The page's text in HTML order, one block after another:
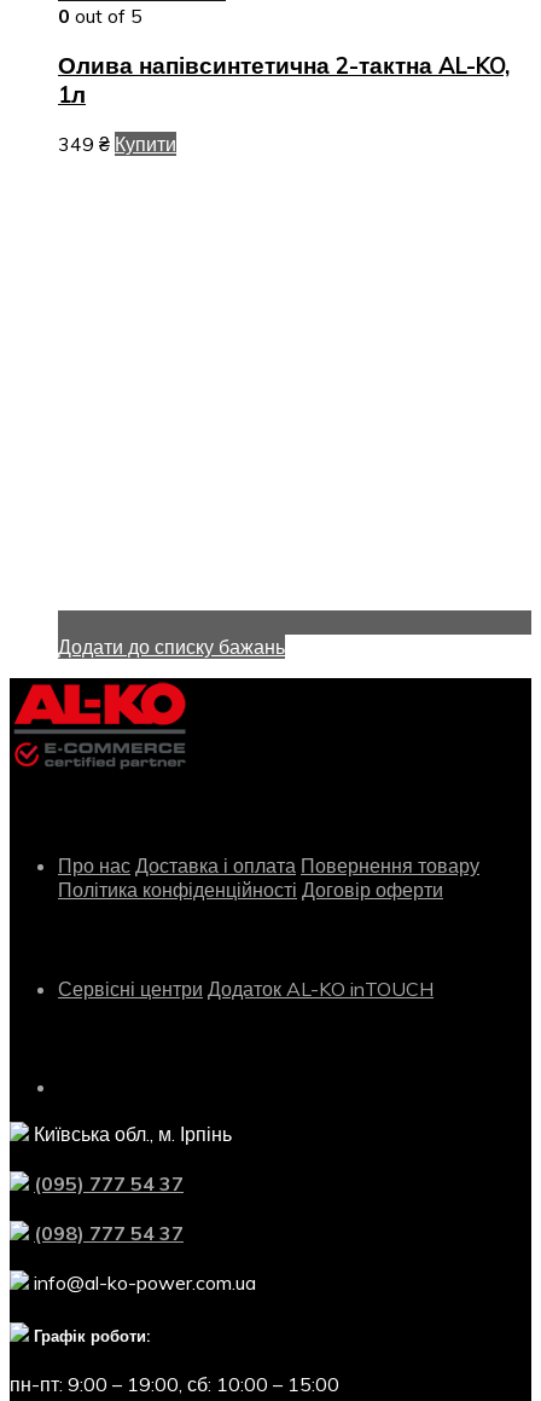
0 out of 5
Олива напівсинтетична 2-тактна AL-KO,
1л
349 ₴ Купити
Додати до списку бажань
Про нас Доставка і оплата Повернення товару
Політика конфіденційності Договір оферти
Сервісні центри Додаток AL-KO inTOUCH
Київська обл., м. Ірпінь
(095) 777 54 37
(098) 777 54 37
info@al-ko-power.com.ua
Графік роботи:
пн-пт: 9:00 – 19:00, сб: 10:00 – 15:00